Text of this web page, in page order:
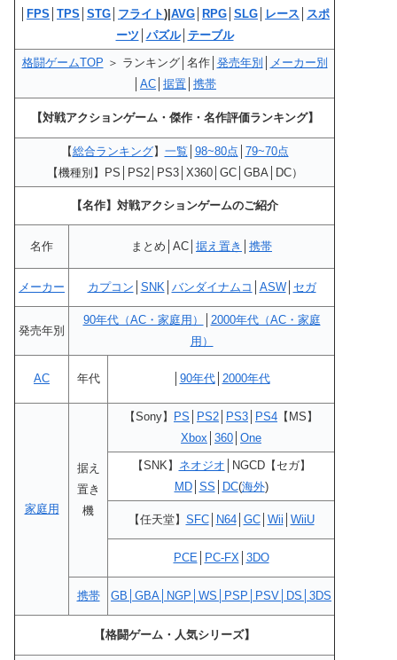
FPS TPS STG フライト)| AVG RPG SLG レース
スポ
ーツ パズル│ テーブル
格闘ゲームTOP ＞ ランキング│名作│ 発売年別
メーカー別
AC 据置 携帯
【対戦アクションゲーム・傑作・名作評価ランキング】
【総合ランキング】 一覧 98~80点 79~70点
【機種別】PS│PS2│PS3│X360│GC│GBA│DC）
【名作】対戦アクションゲームのご紹介
名作 まとめ│AC│ 据え置き 携帯
メーカー カプコン SNK バンダイナムコ ASW│ セガ
発売年別
90年代（AC・家庭用）
2000年代（AC・家庭
用）
AC 年代 90年代│ 2000年代
家庭用
据え
置き
機
【Sony】 PS PS2 PS3 PS4 【MS】
Xbox 360 One
【SNK】 ネオジオ │NGCD【セガ】
MD│ SS DC(海外)
【任天堂】 SFC│ N64│ GC│ Wii WiiU
PCE PC-FX 3DO
携帯 GB│GBA│NGP│WS│PSP│PSV│DS│3DS
【格闘ゲーム・人気シリーズ】